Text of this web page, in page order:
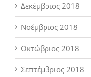
Δεκέμβριος 2018
Νοέμβριος 2018
Οκτώβριος 2018
Σεπτέμβριος 2018